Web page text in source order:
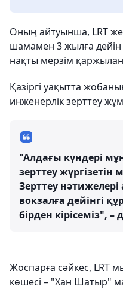
Оның айтуынша, LRT
шамамен 3 жылға
нақты мерзім
Қазіргі уақытта
инженерлік зерттеу
"Алдағы күндері
зерттеу
Зерттеу нәтижелері
вокзалға дейінгі
бірден кірісеміз",
Жоспарға сәйкес, LRT
көшесі – "Хан Шатыр"